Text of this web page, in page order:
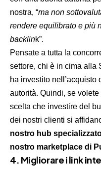
nostra, “ma non
rendere equilibrato e più
backlink”.
Pensate a tutta la
settore, chi è in cima alla
ha investito
autorità. Quindi, se
scelta che investire del
dei nostri clienti si
nostro hub
nostro marketplace di
4. Migliorare i link